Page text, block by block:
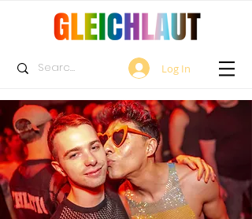
Log In